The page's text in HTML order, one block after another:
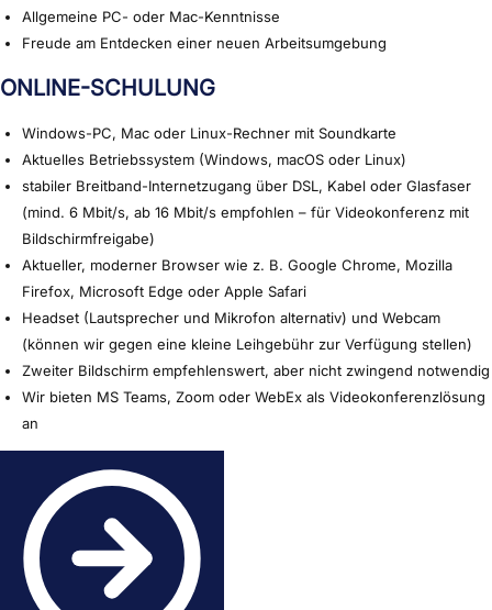
Allgemeine PC- oder Mac-Kenntnisse
Freude am Entdecken einer neuen Arbeitsumgebung
ONLINE-SCHULUNG
Windows-PC, Mac oder Linux-Rechner mit Soundkarte
Aktuelles Betriebssystem (Windows, macOS oder Linux)
stabiler Breitband-Internetzugang über DSL, Kabel oder Glasfaser
(mind. 6 Mbit/s, ab 16 Mbit/s empfohlen – für Videokonferenz mit
Bildschirmfreigabe)
Aktueller, moderner Browser wie z. B. Google Chrome, Mozilla
Firefox, Microsoft Edge oder Apple Safari
Headset (Lautsprecher und Mikrofon alternativ) und Webcam
(können wir gegen eine kleine Leihgebühr zur Verfügung stellen)
Zweiter Bildschirm empfehlenswert, aber nicht zwingend notwendig
Wir bieten MS Teams, Zoom oder WebEx als Videokonferenzlösung
an